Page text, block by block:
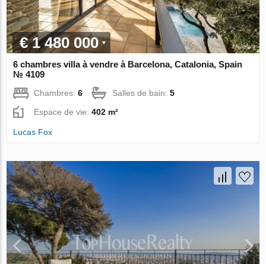
€ 1 480 000
6 chambres villa à vendre à Barcelona, Catalonia, Spain
№ 4109
Chambres:6 Salles de bain:5
Espace de vie:402 m²
Lucas Fox